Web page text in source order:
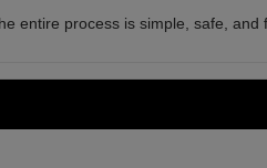
entire process is simple, safe, and